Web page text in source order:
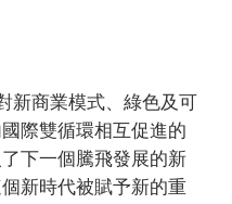
新商業模式、綠色及可
際雙循環相互促進的
下一個騰飛發展的新
新時代被賦予新的重